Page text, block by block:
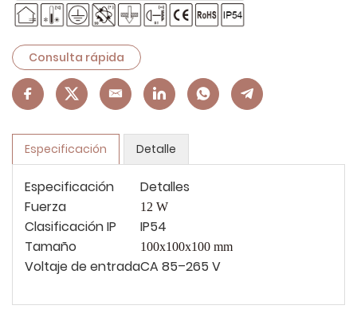
Consulta rápida
Especificación Detalle
Especificación
Detalles
Fuerza
12 W
Clasificación IP
IP54
Tamaño
100x100x100 mm
Voltaje de entradaCA 85–265 V